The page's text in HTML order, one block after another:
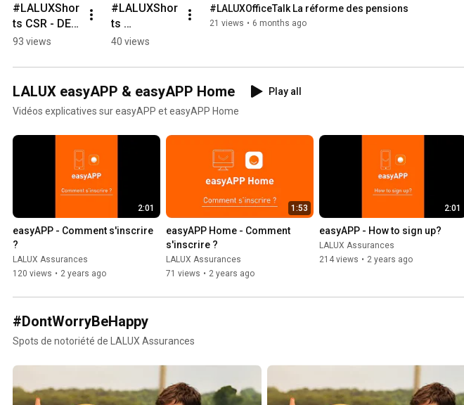
#LALUXShor
ts CSR - DEI
Approach
93 views
#LALUXShor
ts
Simulateur
Pension
40 views
#LALUXOfficeTalk La réforme des pensions
21 views • 6 months ago
LALUX easyAPP & easyAPP Home
Play all
Vidéos explicatives sur easyAPP et easyAPP Home
2:01
easyAPP - Comment s'inscrire
?
LALUX Assurances
120 views • 2 years ago
1:53
easyAPP Home - Comment
s'inscrire ?
LALUX Assurances
71 views • 2 years ago
2:01
easyAPP - How to sign up?
LALUX Assurances
214 views • 2 years ago
#DontWorryBeHappy
Spots de notoriété de LALUX Assurances